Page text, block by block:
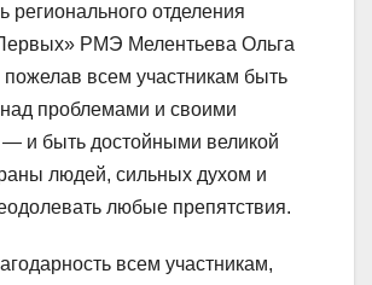
регионального отделения
РМЭ Мелентьева Ольга
всем участникам быть
проблемами и своими
и быть достойными великой
людей, сильных духом и
любые препятствия.
всем участникам,